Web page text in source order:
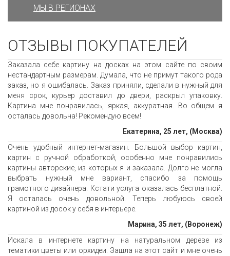
МЫ В РЕГИОНАХ
ОТЗЫВЫ ПОКУПАТЕЛЕЙ
Заказала себе картину на досках на этом сайте по своим
нестандартным размерам. Думала, что не примут такого рода
заказ, но я ошибалась. Заказ приняли, сделали в нужный для
меня срок, курьер доставил до двери, раскрыл упаковку.
Картина мне понравилась, яркая, аккуратная. Во общем я
осталась довольна! Рекомендую всем!
Екатерина, 25 лет, (Москва)
Очень удобный интернет-магазин. Большой выбор картин,
картин с ручной обработкой, особенно мне понравились
картины авторские, из которых я и заказала. Долго не могла
выбрать нужный мне вариант, спасибо за помощь
грамотного дизайнера. Кстати услуга оказалась бесплатной.
Я осталась очень довольной. Теперь любуюсь своей
картиной из досок у себя в интерьере.
Марина, 35 лет, (Воронеж)
Искала в интернете картину на натуральном дереве из
тематики цветы или орхидеи. Зашла на этот сайт и мне очень